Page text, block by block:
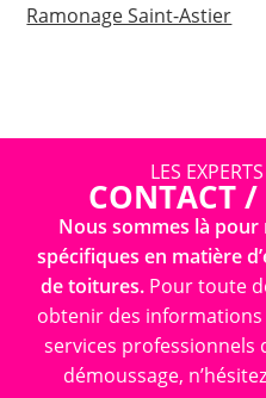
Ramonage Saint-Astier
LES
CONTACT
Nous sommes là
spécifiques en matière
de toitures. Pour toute
obtenir des
services professionnels
démoussage,